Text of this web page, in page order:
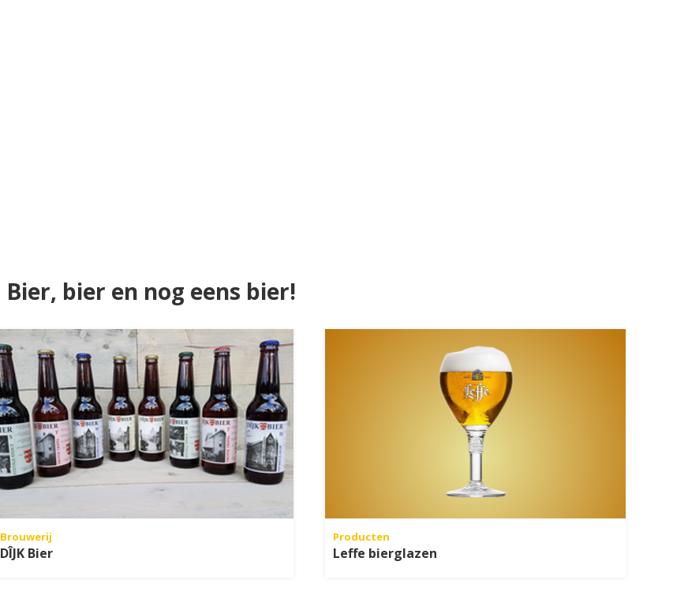
Bier, bier en nog eens bier!
Brouwerij
DÎJK Bier
Producten
Leffe bierglazen